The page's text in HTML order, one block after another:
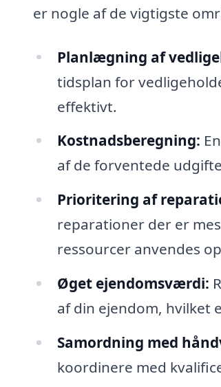
er nogle af de vigtigste
Planlægning af
tidsplan for
effektivt.
Kostnadsberegning:
af de forventede
Prioritering af
reparationer der er
ressourcer anvendes
Øget ejendomsværdi:
af din ejendom, hvilket
Samordning med
koordinere med